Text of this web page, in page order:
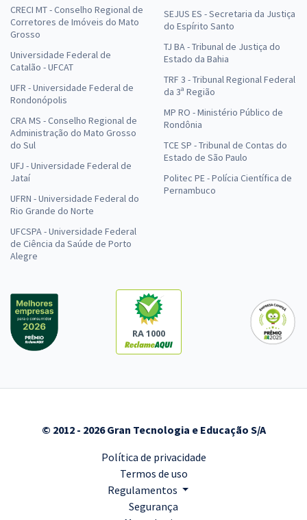
CRECI MT - Conselho Regional de
Corretores de Imóveis do Mato
Grosso
Universidade Federal de
Catalão - UFCAT
UFR - Universidade Federal de
Rondonópolis
CRA MS - Conselho Regional de
Administração do Mato Grosso
do Sul
UFJ - Universidade Federal de
Jataí
UFRN - Universidade Federal do
Rio Grande do Norte
UFCSPA - Universidade Federal
de Ciência da Saúde de Porto
Alegre
SEJUS ES - Secretaria da Justiça
do Espírito Santo
TJ BA - Tribunal de Justiça do
Estado da Bahia
TRF 3 - Tribunal Regional Federal
da 3ª Região
MP RO - Ministério Público de
Rondônia
TCE SP - Tribunal de Contas do
Estado de São Paulo
Politec PE - Polícia Científica de
Pernambuco
RA 1000
© 2012 - 2026 Gran Tecnologia e Educação S/A
Política de privacidade
Termos de uso
Regulamentos
Segurança